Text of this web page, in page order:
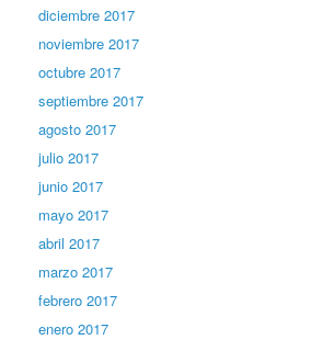
diciembre 2017
noviembre 2017
octubre 2017
septiembre 2017
agosto 2017
julio 2017
junio 2017
mayo 2017
abril 2017
marzo 2017
febrero 2017
enero 2017